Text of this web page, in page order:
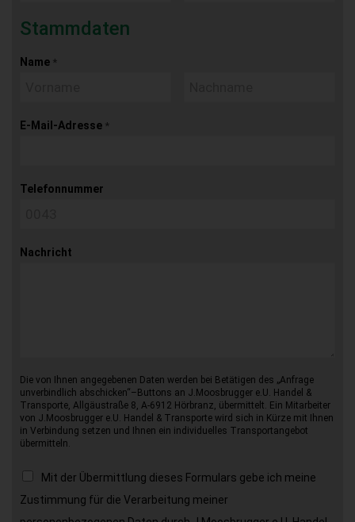
Stammdaten
Name *
E-Mail-Adresse *
Telefonnummer
Nachricht
Die von Ihnen angegebenen Daten werden bei Betätigen des „Anfrage
unverbindlich abschicken“–Buttons an J.Moosbrugger e.U. Handel &
Transporte, Allgäustraße 8, A-6912 Hörbranz, übermittelt. Ein Mitarbeiter
von J.Moosbrugger e.U. Handel & Transporte wird sich in Kürze mit Ihnen
in Verbindung setzen und Ihnen ein individuelles Transportangebot
übermitteln.
Mit der Übermittlung dieses Formulars gebe ich meine
Zustimmung für die Verarbeitung meiner